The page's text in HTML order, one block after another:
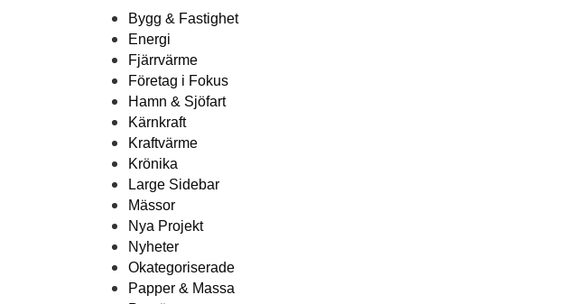
Bygg & Fastighet
Energi
Fjärrvärme
Företag i Fokus
Hamn & Sjöfart
Kärnkraft
Kraftvärme
Krönika
Large Sidebar
Mässor
Nya Projekt
Nyheter
Okategoriserade
Papper & Massa